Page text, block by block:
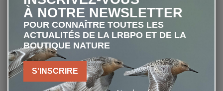
favorite_border
À NOTRE NEWSLETTER
POUR CONNAÎTRE TOUTES LES
ACTUALITÉS DE LA LRBPO ET DE LA
BOUTIQUE NATURE
S'INSCRIRE